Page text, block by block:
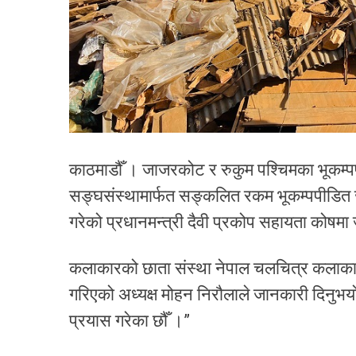
काठमाडौँ । जाजरकोट र रुकुम पश्चिमका
सङ्घसंस्थामार्फत सङ्कलित रकम भूकम्पपीडित
गरेको प्रधानमन्त्री दैवी प्रकोप सहायता
कलाकारको छाता संस्था नेपाल चलचित्र
गरिएको अध्यक्ष मोहन निरौलाले जानकारी
प्रयास गरेका छौँ ।”